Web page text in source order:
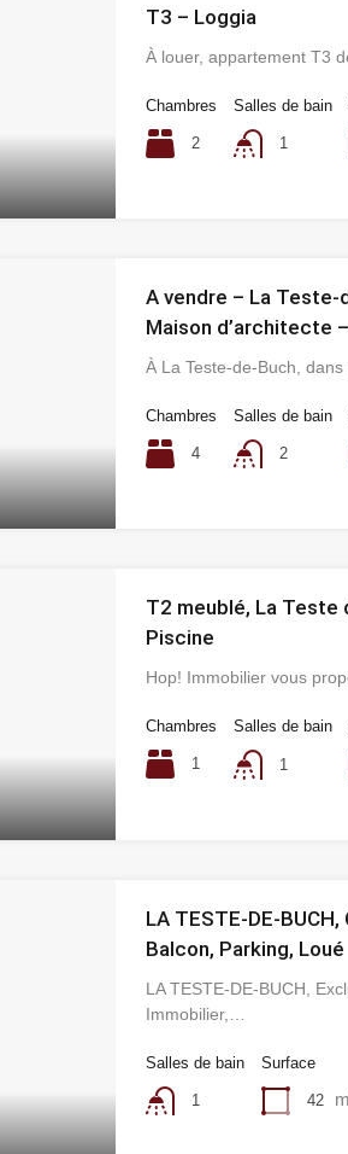
T3 – Loggia
À louer, appartement T3
Chambres
2
Salles de bain
1
A vendre – La Teste-
Maison d’architecte
À La Teste-de-Buch, dans
Chambres
4
Salles de bain
2
T2 meublé, La Teste
Piscine
Hop! Immobilier vous
Chambres
1
Salles de bain
1
LA TESTE-DE-
Balcon, Parking, Loué
LA TESTE-DE-BUCH,
Immobilier,…
Salles de bain
1
Surface
42